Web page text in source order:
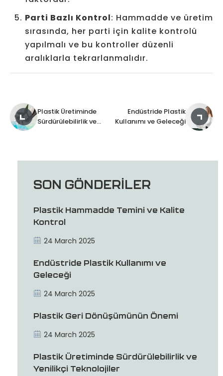
Parti Bazlı Kontrol: Hammadde ve üretim
sırasında, her parti için kalite kontrolü
yapılmalı ve bu kontroller düzenli
aralıklarla tekrarlanmalıdır.
Plastik Üretiminde
Sürdürülebilirlik ve
Endüstride Plastik
Kullanımı ve Geleceği
SON GÖNDERILER
Plastik Hammadde Temini ve Kalite
Kontrol
24 March 2025
Endüstride Plastik Kullanımı ve
Geleceği
24 March 2025
Plastik Geri Dönüşümünün Önemi
24 March 2025
Plastik Üretiminde Sürdürülebilirlik ve
Yenilikçi Teknolojiler